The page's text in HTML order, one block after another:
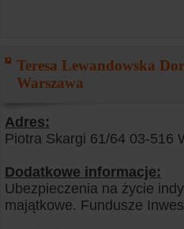
Teresa Lewandowska
Warszawa
Adres:
Piotra Skargi 61/64 03-516
Dodatkowe informacje:
Ubezpieczenia na życie
majątkowe. Fundusze